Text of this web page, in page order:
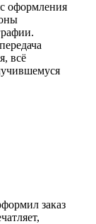
оформления
всё
заказ